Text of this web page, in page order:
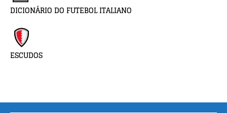
DICIONÁRIO DO FUTEBOL ITALIANO
ESCUDOS